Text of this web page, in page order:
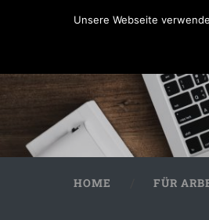
HOME FÜR
Unsere Webseite